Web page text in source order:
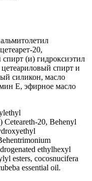
20,
(и) гидроксиэтил
спирт и
силикон, масло
Е, эфирное масло
20, Behenyl
ethylhexyl
esters, cocosnucifera
essential oil.